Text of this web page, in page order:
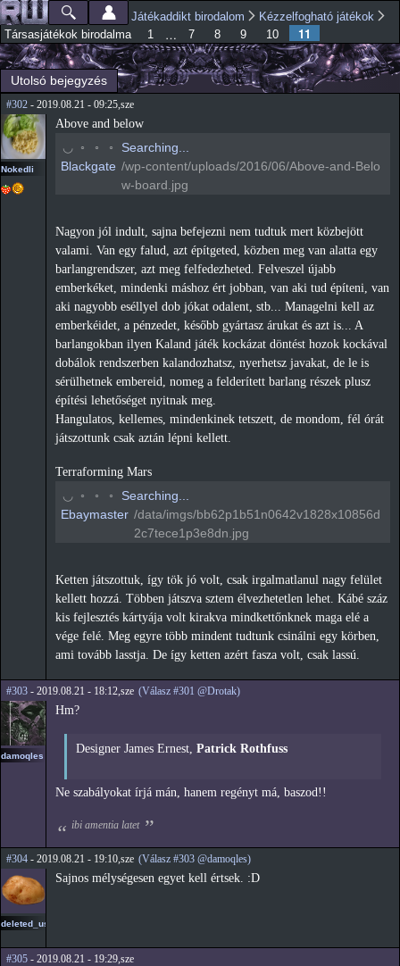
Ugrás a
tartalomra
Főmenü
Jelenlegi hely
Játékaddikt birodalom
Kézzelfogható játékok
Társasjátékok birodalma
1 … 7 8 9 10 11
Utolsó bejegyzés
#302 - 2019.08.21 - 09:25,sze
Nokedli
Above and below
◠ ◦ ◦ ◦
Searching...
Blackgate /wp-content/uploads/2016/06/Above-and-Belo
w-board.jpg
Nagyon jól indult, sajna befejezni nem tudtuk mert közbejött
valami. Van egy falud, azt építgeted, közben meg van alatta egy
barlangrendszer, azt meg felfedezheted. Felveszel újabb
emberkéket, mindenki máshoz ért jobban, van aki tud építeni, van
aki nagyobb eséllyel dob jókat odalent, stb... Managelni kell az
emberkéidet, a pénzedet, később gyártasz árukat és azt is... A
barlangokban ilyen Kaland játék kockázat döntést hozok kockával
dobálok rendszerben kalandozhatsz, nyerhetsz javakat, de le is
sérülhetnek embereid, nomeg a felderített barlang részek plusz
építési lehetőséget nyitnak meg.
Hangulatos, kellemes, mindenkinek tetszett, de mondom, fél órát
játszottunk csak aztán lépni kellett.
Terraforming Mars
◠ ◦ ◦ ◦
Searching...
Ebaymaster /data/imgs/bb62p1b51n0642v1828x10856d
2c7tece1p3e8dn.jpg
Ketten játszottuk, így tök jó volt, csak irgalmatlanul nagy felület
kellett hozzá. Többen játszva sztem élvezhetetlen lehet. Kábé száz
kis fejlesztés kártyája volt kirakva mindkettőnknek maga elé a
vége felé. Meg egyre több mindent tudtunk csinálni egy körben,
ami tovább lasstja. De így ketten azért fasza volt, csak lassú.
#303 - 2019.08.21 - 18:12,sze (Válasz #301 @Drotak)
damoqles
Hm?
Designer James Ernest, Patrick Rothfuss
Ne szabályokat írjá mán, hanem regényt má, baszod!!
ibi amentia latet
#304 - 2019.08.21 - 19:10,sze (Válasz #303 @damoqles)
deleted_user3
Sajnos mélységesen egyet kell értsek. :D
#305 - 2019.08.21 - 19:29,sze